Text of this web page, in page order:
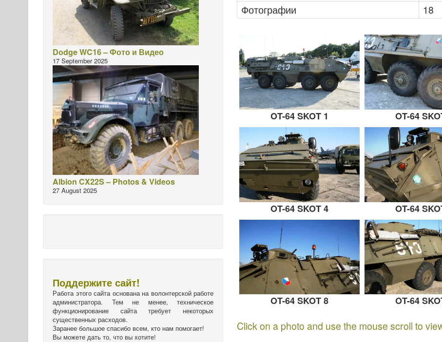
Фотографии
18
OT-64 SKOT 1 OT-64
OT-64 SKOT 4 OT-64
OT-64 SKOT 8 OT-64
Click on a photo and use the mouse scroll to
Dodge WC16 – Фото и Видео
17 September 2025
Albion CX22S – Photos & Videos
27 August 2025
Поддержите сайт!
Работа этого сайта основана на волонтерской работе
администратора. Тем не менее, техническое
функционирование сайта требует некоторых
существенных расходов.
Заранее большое спасибо всем, кто нам помогает!
Вы можете дать то, что вы хотите!